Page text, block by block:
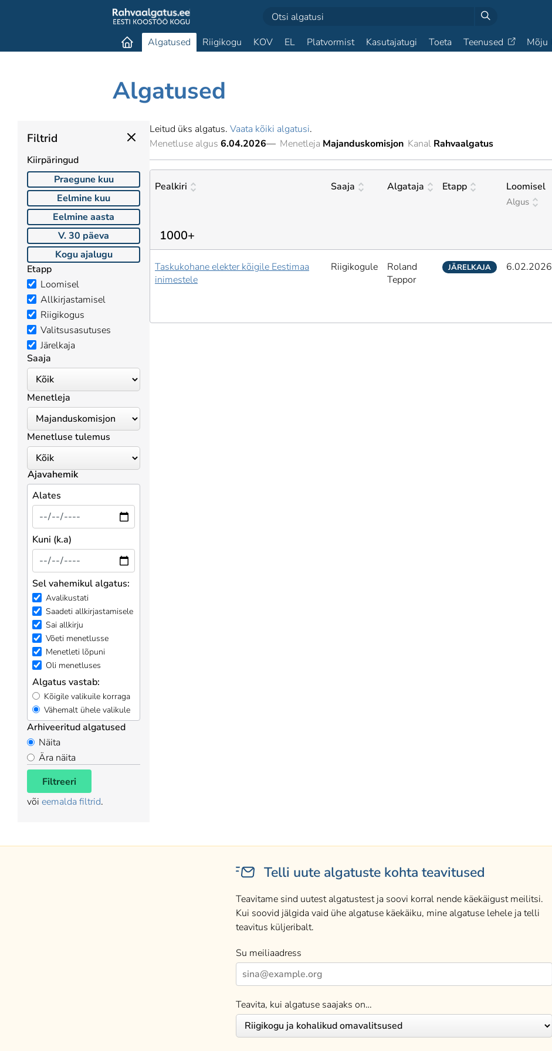
Algatused Riigikogu KOV EL Platvormist Kasutajatugi Toeta Teenused Mõju
Algatused
Filtrid
Kiirpäringud
Praegune kuu
Eelmine kuu
Eelmine aasta
V. 30 päeva
Kogu ajalugu
Etapp
Loomisel
Allkirjastamisel
Riigikogus
Valitsusasutuses
Järelkaja
Saaja
Menetleja
Menetluse tulemus
Ajavahemik
Alates
Kuni (k.a)
Sel vahemikul algatus:
Avalikustati
Saadeti allkirjastamisele
Sai allkirju
Võeti menetlusse
Menetleti lõpuni
Oli menetluses
Algatus vastab:
Kõigile valikuile korraga
Vähemalt ühele valikule
Arhiveeritud algatused
Näita
Ära näita
Filtreeri
või eemalda filtrid.
Leitud üks algatus. Vaata kõiki algatusi.
Menetluse algus 6.04.2026— Menetleja Majanduskomisjon Kanal Rahvaalgatus
Pealkiri Saaja Algataja Etapp Loomisel
Algus
1000+
Taskukohane elekter kõigile Eestimaa
inimestele
Riigikogule
Roland
Teppor
JÄRELKAJA 6.02.2026
Telli uute algatuste kohta teavitused
Teavitame sind uutest algatustest ja soovi korral nende käekäigust meilitsi.
Kui soovid jälgida vaid ühe algatuse käekäiku, mine algatuse lehele ja telli
teavitus küljeribalt.
Su meiliaadress
Teavita, kui algatuse saajaks on…